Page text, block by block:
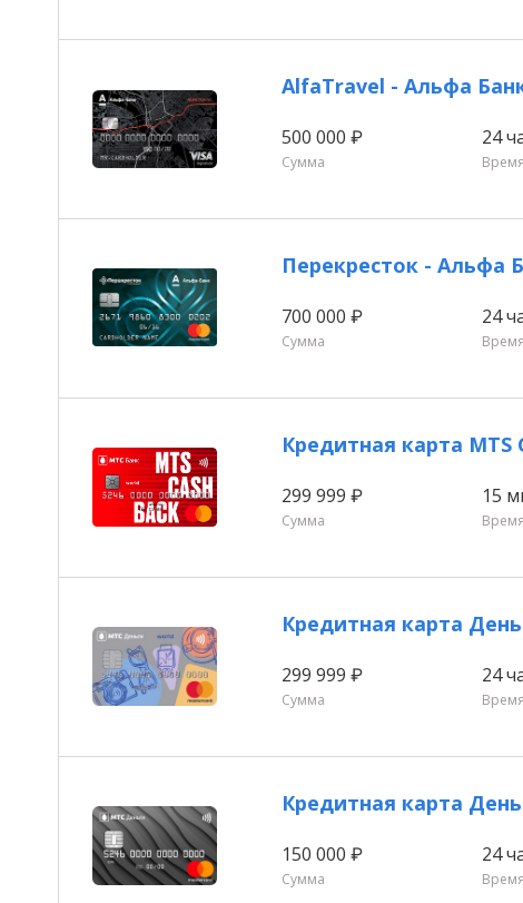
AlfaTravel - Альфа
500 000 ₽
Сумма
24
Время
Перекресток - Альфа
700 000 ₽
Сумма
24
Время
Кредитная карта MTS
299 999 ₽
Сумма
15
Время
Кредитная карта
299 999 ₽
Сумма
24
Время
Кредитная карта
150 000 ₽
Сумма
24
Время